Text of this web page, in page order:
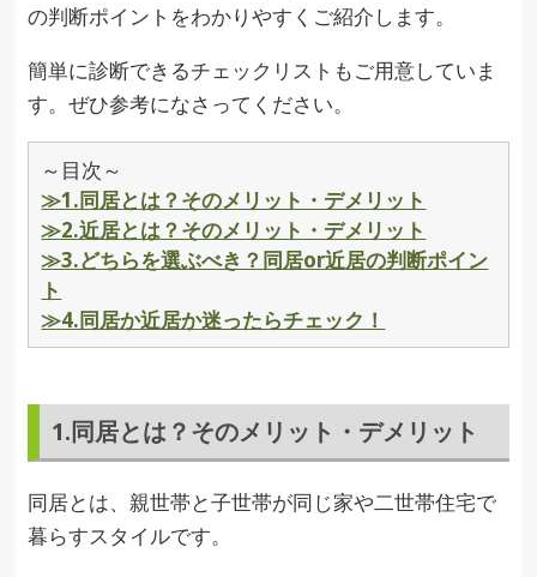
の判断ポイントをわかりやすくご紹介します。
簡単に診断できるチェックリストもご用意していま
す。ぜひ参考になさってください。
～目次～
≫1.同居とは？そのメリット・デメリット
≫2.近居とは？そのメリット・デメリット
≫3.どちらを選ぶべき？同居or近居の判断ポイン
ト
≫4.同居か近居か迷ったらチェック！
1.同居とは？そのメリット・デメリット
同居とは、親世帯と子世帯が同じ家や二世帯住宅で
暮らすスタイルです。